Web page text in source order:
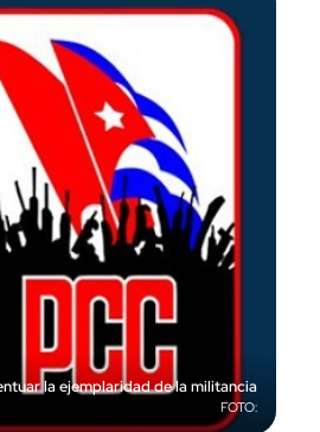
la ejemplaridad de la militancia